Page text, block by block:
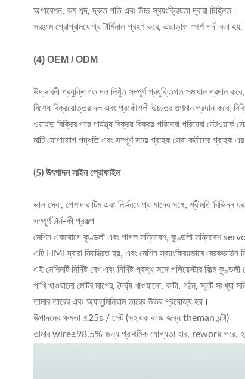
অপারেশন, কম শব্দ, দ্রুত গতি এবং উচ্চ স্বয়ংক্রিয়তা দ্বারা চিহ্নিত।
সরঞ্জাম প্রোগ্রামযোগ্য টার্মিনাল গ্রহণ করে, এছাড়াও স্পর্শ পর্দা বলা
(4) OEM / ODM
উদ্ভাবনী প্রযুক্তিগত দল নিখুঁত সম্পূর্ণ প্রযুক্তিগত সমাধান প্রদান
বিশেষ বিক্রয়োত্তর দল এবং প্রকৌশলী উচ্চতর গুণমান প্রদান করে,
ওয়াইড বিক্রির পরে গার্হস্থ্য বিক্রয় বিক্রয় পরিষেবা পরিষেবা নেটওয়ার্ক
মাল্টি যোগাযোগ পদ্ধতি এবং সম্পূর্ণ সময় গ্রাহক সেবা কর্মীদের
(5) উৎপাদন লাইন প্রোফাইল
ভাল সেবা, পেশাদার টিম এবং নির্ভরযোগ্য মানের সঙ্গে, শ্রীমতি
সম্পূর্ণ টার্ন-কী প্রকল্প
মেশিন একযোগে কুণ্ডলী এবং পাগল সন্নিবেশ, কুণ্ডলী সন্নিবেশ servo
এটি HMI দ্বারা নিয়ন্ত্রিত হয়, এবং মেশিন স্বয়ংক্রিয়ভাবে ব্রেকডাউন
এই মেশিনটি নির্দিষ্ট বেধ এবং নির্দিষ্ট প্রস্থ সঙ্গে পলিয়েস্টার ফিল্ম
পাখি খাওয়ানো মোটর মাপের, দৈর্ঘ্য খাওয়ানো, কাটা, গঠন, স্লট সংখ্যা
তামার তারের এবং অ্যালুমিনিয়াম তারের উভয় প্রযোজ্য হয়।
উত্পাদনের ক্ষমতা ≤25s / সেট (সহায়ক কাজ জন্য theman ঘন্টা)
তামার wire≥98.5% জন্য প্রাথমিক যোগ্যতা হার, rework পরে,